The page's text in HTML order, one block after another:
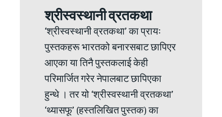
श्रीस्वस्थानी व्रतकथा
‘श्रीस्वस्थानी व्रतकथा’ का प्रायः
पुस्तकहरू भारतको बनारसबाट छापिएर
आएका या तिनै पुस्तकलाई केही
परिमार्जित गरेर नेपालबाट छापिएका
हुन्थे । तर यो ‘श्रीस्वस्थानी व्रतकथा’
‘थ्यासफू’ (हस्तलिखित पुस्तक) का